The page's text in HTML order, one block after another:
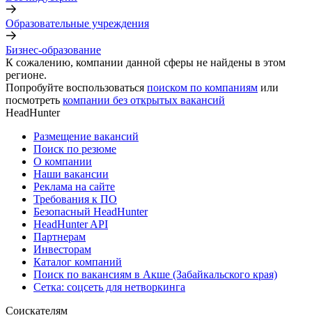
Образовательные учреждения
Бизнес-образование
К сожалению, компании данной сферы не найдены в этом
регионе.
Попробуйте воспользоваться поиском по компаниям или
посмотреть компании без открытых вакансий
HeadHunter
Размещение вакансий
Поиск по резюме
О компании
Наши вакансии
Реклама на сайте
Требования к ПО
Безопасный HeadHunter
HeadHunter API
Партнерам
Инвесторам
Каталог компаний
Поиск по вакансиям в Акше (Забайкальского края)
Сетка: соцсеть для нетворкинга
Соискателям